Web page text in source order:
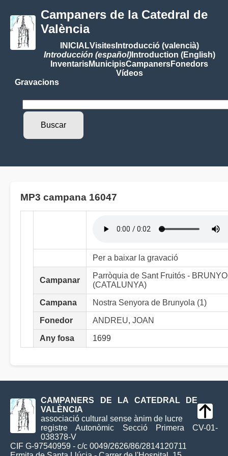
Campaners de la Catedral de
València
INICIALVisitesIntroducció (valencià)
Introducción (español)Introduction (English)
InventarisMunicipisCampanersFonedors
Vídeos
Gravacions
MP3 campana 16047
Per a baixar la gravació
Campanar
Parròquia de Sant Fruitós -
(CATALUNYA)
Campana Nostra Senyora de Brunyola (1)
Fonedor ANDREU, JOAN
Any fosa 1699
CAMPANERS DE LA CATEDRAL DE
VALÈNCIA
associació cultural sense ànim de lucre
registre Autonòmic Secció Primera CV-01-
038378-V
CIF G-97540959 - c/c 0049/2626/86/2814120711